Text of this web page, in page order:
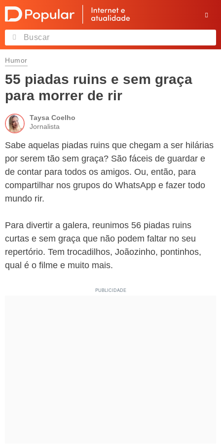
Humor
55 piadas ruins e sem graça
para morrer de rir
Taysa Coelho
Jornalista
Sabe aquelas piadas ruins que chegam a ser hilárias
por serem tão sem graça? São fáceis de guardar e
de contar para todos os amigos. Ou, então, para
compartilhar nos grupos do WhatsApp e fazer todo
mundo rir.
Para divertir a galera, reunimos 56 piadas ruins
curtas e sem graça que não podem faltar no seu
repertório. Tem trocadilhos, Joãozinho, pontinhos,
qual é o filme e muito mais.